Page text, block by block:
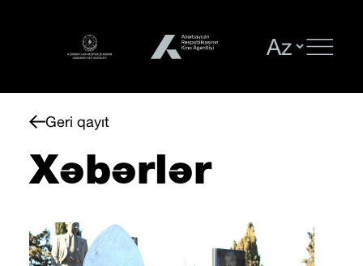
Geri qayıt
Xəbərlər